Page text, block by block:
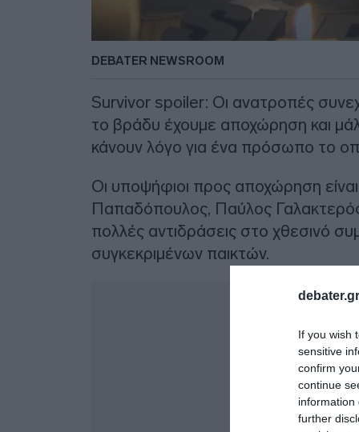
If you wish
sensitive
confirm
continue
information
further
DEBATER NEWSROOM
Survivor spoiler: Οι ανατροπές
το βράδυ έχουμε αποχώρηση και
κάνουν λόγο για ένα πρόσωπο το
Οι υποψήφιοι προς αποχώρηση
Παπαδόπουλος, Παύλος
πολλές αντιδράσεις στο χθεσινό
συγκεκριμένων παικτών.